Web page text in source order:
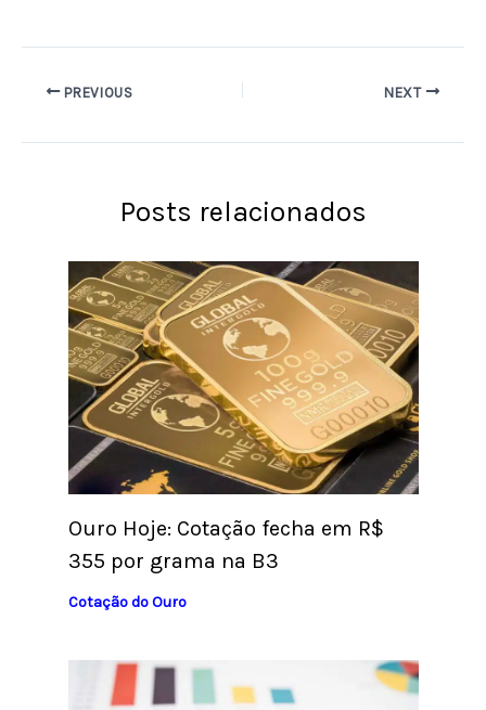
PREVIOUS NEXT
Posts relacionados
Ouro Hoje: Cotação fecha em R$
355 por grama na B3
Cotação do Ouro